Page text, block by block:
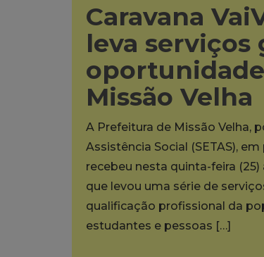
Caravana
leva
Missão Velha
A Prefeitura de Missão Velha,
Assistência Social (SETAS),
recebeu nesta quinta-feira (25)
que levou uma série de
qualificação profissional da
estudantes e pessoas […]